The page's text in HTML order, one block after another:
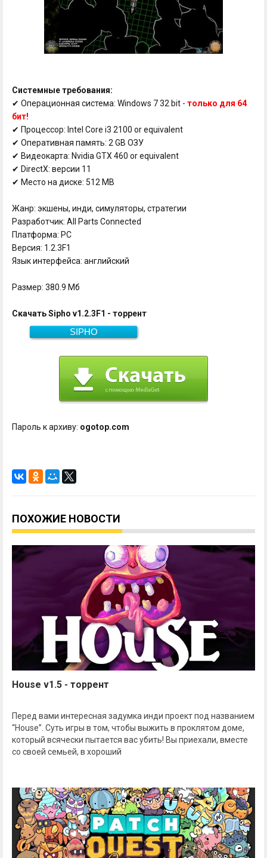
Системные требования:
✔ Операционная система: Windows 7 32 bit - только для 64
бит!
✔ Процессор: Intel Core i3 2100 or equivalent
✔ Оперативная память: 2 GB ОЗУ
✔ Видеокарта: Nvidia GTX 460 or equivalent
✔ DirectX: версии 11
✔ Место на диске: 512 MB
Жанр: экшены, инди, симуляторы, стратегии
Разработчик: All Parts Connected
Платформа: PC
Версия: 1.2.3F1
Язык интерфейса: английский
Размер: 380.9 Мб
Скачать Sipho v1.2.3F1 - торрент
SIPHO
380.9 Мб
Скачать
Пароль к архиву: ogotop.com
ПОХОЖИЕ НОВОСТИ
House v1.5 - торрент
Перед вами интересная задумка инди проект под названием
“House”. Суть игры в том, чтобы выжить в проклятом доме,
который всячески пытается вас убить! Вы приехали, вместе
со своей семьей, в хороший